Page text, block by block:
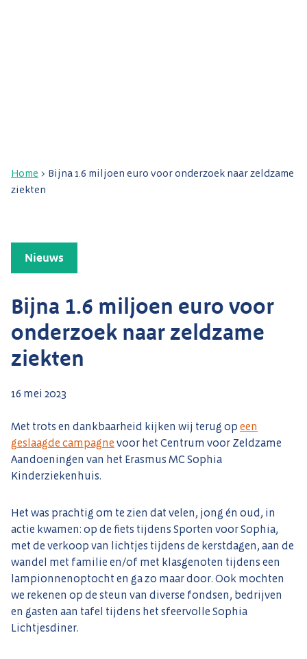
Home > Bijna 1.6 miljoen euro voor onderzoek naar zeldzame
ziekten
Nieuws
Bijna 1.6 miljoen euro voor
onderzoek naar zeldzame
ziekten
16 mei 2023
Met trots en dankbaarheid kijken wij terug op een
geslaagde campagne voor het Centrum voor Zeldzame
Aandoeningen van het Erasmus MC Sophia
Kinderziekenhuis.
Het was prachtig om te zien dat velen, jong én oud, in
actie kwamen: op de fiets tijdens Sporten voor Sophia,
met de verkoop van lichtjes tijdens de kerstdagen, aan de
wandel met familie en/of met klasgenoten tijdens een
lampionnenoptocht en ga zo maar door. Ook mochten
we rekenen op de steun van diverse fondsen, bedrijven
en gasten aan tafel tijdens het sfeervolle Sophia
Lichtjesdiner.